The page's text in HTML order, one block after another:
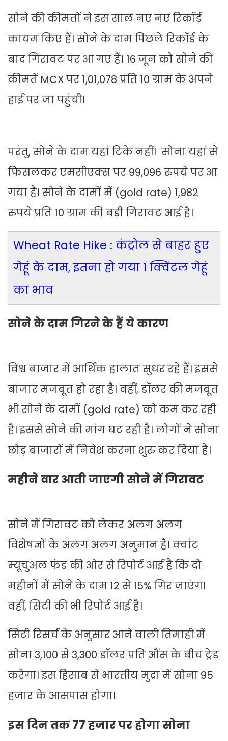
सोने की कीमतों ने इस साल नए नए रिकॉर्ड
कायम किए हैं। सोने के दाम पिछले रिकॉर्ड के
बाद गिरावट पर आ गए हैं। 16 जून को सोने की
कीमतें MCX पर 1,01,078 प्रति 10 ग्राम के अपने
हाई पर जा पहुंची।
परंतु, सोने के दाम यहां टिके नहीं। सोना यहां से
फिसलकर एमसीएक्स पर 99,096 रुपये पर आ
गया है। सोने के दामों में (gold rate) 1,982
रुपये प्रति 10 ग्राम की बड़ी गिरावट आई है।
Wheat Rate Hike : कंट्रोल से बाहर हुए
गेहूं के दाम, इतना हो गया 1 क्विंटल गेहूं
का भाव
सोने के दाम गिरने के हैं ये कारण
विश्व बाजार में आर्थिक हालात सुधर रहे हैं। इससे
बाजार मजबूत हो रहा है। वहीं, डॉलर की मजबूत
भी सोने के दामों (gold rate) को कम कर रही
है। इससे सोने की मांग घट रही है। लोगों ने सोना
छोड़ बाजारों में निवेश करना शुरु कर दिया है।
महीने वार आती जाएगी सोने में गिरावट
सोने में गिरावट को लेकर अलग अलग
विशेषज्ञों के अलग अलग अनुमान है। क्वांट
म्यूचुअल फंड की ओर से रिपोर्ट आई है कि दो
महीनों में सोने के दाम 12 से 15% गिर जाएंग।
वहीं, सिटी की भी रिपोर्ट आई है।
सिटी रिसर्च के अनुसार आने वाली तिमाही में
सोना 3,100 से 3,300 डॉलर प्रति औंस के बीच ट्रेड
करेगा। इस हिसाब से भारतीय मुद्रा में सोना 95
हजार के आसपास होगा।
इस दिन तक 77 हजार पर होगा सोना